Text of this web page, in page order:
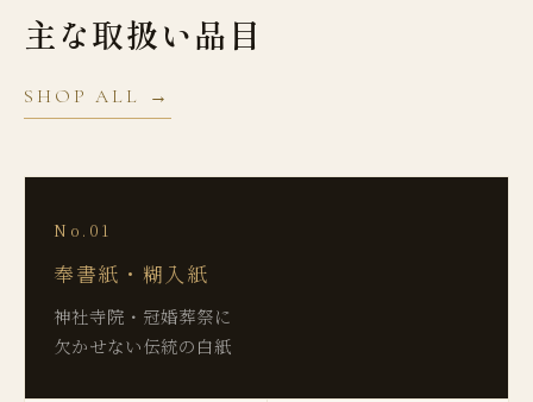
主な取扱い品目
SHOP ALL →
No.01
奉書紙・糊入紙
神社寺院・冠婚葬祭に
欠かせない伝統の白紙